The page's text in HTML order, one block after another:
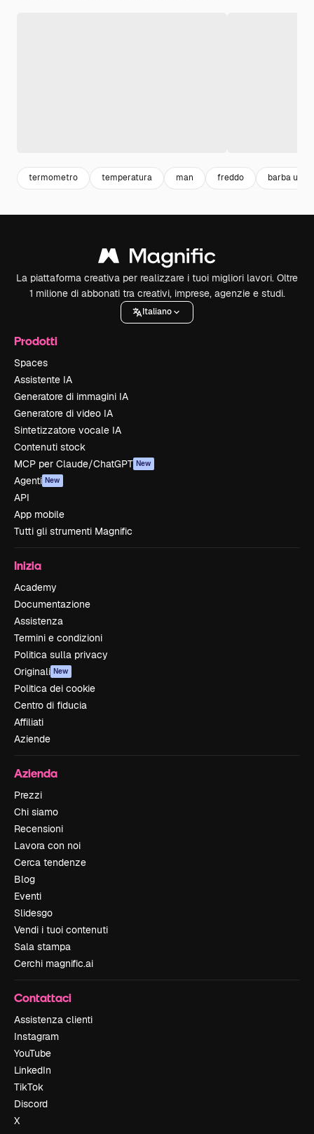
termometro temperatura man freddo barba
La piattaforma creativa per realizzare i tuoi migliori lavori. Oltre
1 milione di abbonati tra creativi, imprese, agenzie e studi.
Italiano
Prodotti
Spaces
Assistente IA
Generatore di immagini IA
Generatore di video IA
Sintetizzatore vocale IA
Contenuti stock
MCP per Claude/ChatGPT New
Agenti New
API
App mobile
Tutti gli strumenti Magnific
Inizia
Academy
Documentazione
Assistenza
Termini e condizioni
Politica sulla privacy
Originali New
Politica dei cookie
Centro di fiducia
Affiliati
Aziende
Azienda
Prezzi
Chi siamo
Recensioni
Lavora con noi
Cerca tendenze
Blog
Eventi
Slidesgo
Vendi i tuoi contenuti
Sala stampa
Cerchi magnific.ai
Contattaci
Assistenza clienti
Instagram
YouTube
LinkedIn
TikTok
Discord
X